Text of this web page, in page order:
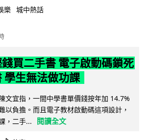
樂 城中熱話
買二手書 電子啟動碼鎖死
學生無法做功課
文宜指，一間中學書單價錢按年加 14.7%
以負擔。而且電子教材啟動碼這項設計，
，二手...
閱讀全文